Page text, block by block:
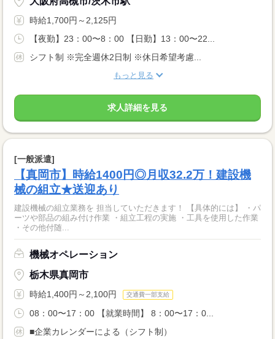
時給1,700円～2,125円
【夜勤】23：00〜8：00 【日勤】13：00〜22...
シフト制 ※完全週休2日制 ※休日希望考慮...
もっと見る
求人詳細を見る
[一般派遣]
【真岡市】時給1400円◎月収32.2万！建設機
械の組立★送迎あり
建設機械の組立業務を 担当していただきます！ 【具体的には】 ・パ
ーツや部品の組み付け作業 ・組立工程の実施 ・工具を使用した作業
・その他付随...
機械オペレーション
栃木県真岡市
時給1,400円～2,100円 交通費一部支給
08：00〜17：00 【就業時間】 8：00〜17：0...
■企業カレンダーによる（シフト制）